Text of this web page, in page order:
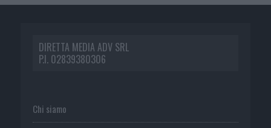
DIRETTA MEDIA ADV SRL
P.I. 02839380306
Chi siamo